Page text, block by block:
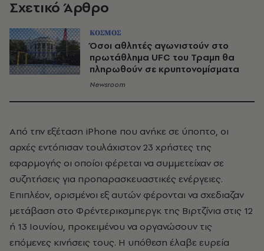
Σχετικό Άρθρο
ΚΟΣΜΟΣ
Όσοι αθλητές αγωνιστούν στο
πρωτάθλημα UFC του Τραμπ θα
πληρωθούν σε κρυπτονομίσματα
Newsroom
Από την εξέταση iPhone που ανήκε σε ύποπτο, οι
αρχές εντόπισαν τουλάχιστον 23 χρήστες της
εφαρμογής οι οποίοι φέρεται να συμμετείχαν σε
συζητήσεις για προπαρασκευαστικές ενέργειες.
Επιπλέον, ορισμένοι εξ αυτών φέρονται να σχεδιαζαν
μετάβαση στο Φρέντερικσμπεργκ της Βιρτζίνια στις 12
ή 13 Ιουνίου, προκειμένου να οργανώσουν τις
επόμενες κινήσεις τους. Η υπόθεση έλαβε ευρεία